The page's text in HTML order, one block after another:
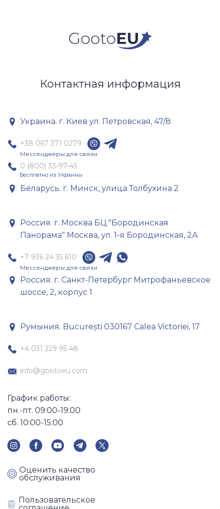
Контактная информация
Украина. г. Киев ул. Петровская, 47/8
+38 067 371 0279
Мессенджеры для связи
0 (800) 33-97-45
Беларусь. г. Минск, улица Толбухина 2
Россия. г. Москва БЦ "Бородинская
Панорама" Москва, ул. 1-я Бородинская, 2А
+7 936 24 35 610
Мессенджеры для связи
Россия. г. Санкт-Петербург Митрофаньевское
шоссе, 2, корпус 1
Румыния. București 030167 Calea Victoriei, 17
+4 031 229 95 48
info@gootoeu.com
График работы:
пн.-пт. 09:00-19:00
сб. 10:00-15:00
Оценить качество
обслуживания
Пользовательское